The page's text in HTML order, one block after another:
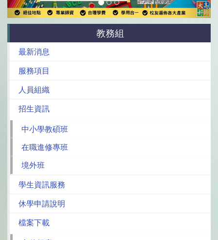
教務組
最新消息
服務項目
人員組織
招生資訊
中小學教碩班
在職進修專班
境外班
學生資訊服務
休學申請說明
檔案下載